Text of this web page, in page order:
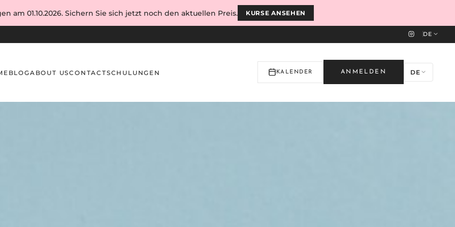
DE
BLOGABOUT USCONTACTSCHULUNGEN KALENDER ANMELDEN DE
am 01.10.2026. Sichern Sie sich jetzt noch den aktuellen Preis. KURSE ANSEHEN